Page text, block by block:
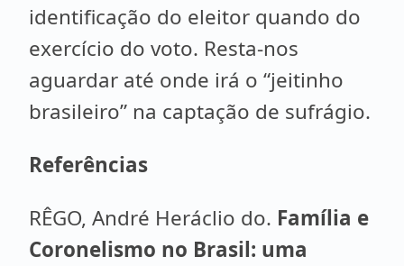
identificação do eleitor quando do
exercício do voto. Resta-nos
aguardar até onde irá o “jeitinho
brasileiro” na captação de sufrágio.
Referências
RÊGO, André Heráclio do. Família e
Coronelismo no Brasil: uma